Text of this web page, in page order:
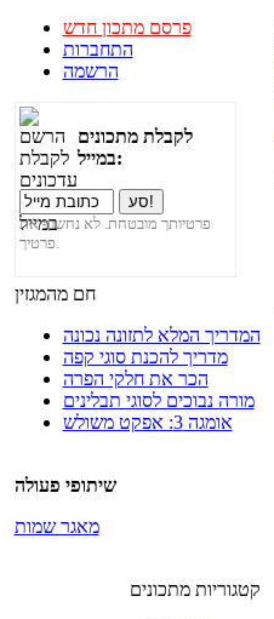
פרסם מתכון חדש
התחברות
הרשמה
לקבלת מתכונים
במייל:
פרטיותך מובטחת. לא נחשוף את
פרטיך.
חם מהמגזין
המדריך המלא לתזונה נכונה
מדריך להכנת סוגי קפה
הכר את חלקי הפרה
מורה נבוכים לסוגי תבלינים
אומגה 3: אפקט משולש
שיתופי פעולה
מאגר שמות
קטגוריות מתכונים